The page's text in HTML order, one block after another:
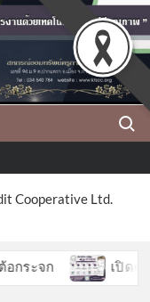
Cooperative Ltd.
ะจก เปิดตัวฟีเ